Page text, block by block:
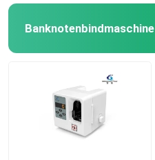
Produkte
Werksbesichtigung
Banknotenbindmaschine